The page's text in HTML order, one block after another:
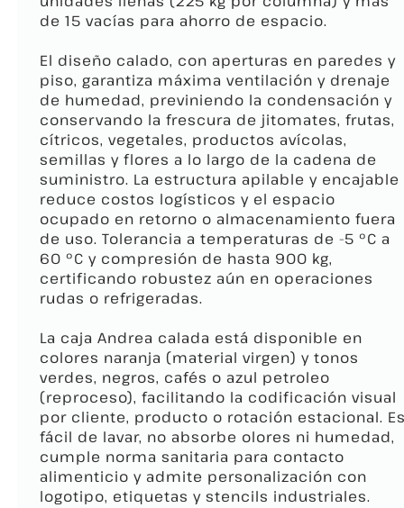
de 15 vacías para ahorro de espacio.​
El diseño calado, con aperturas en paredes y
piso, garantiza máxima ventilación y drenaje
de humedad, previniendo la condensación y
conservando la frescura de jitomates, frutas,
cítricos, vegetales, productos avícolas,
semillas y flores a lo largo de la cadena de
suministro. La estructura apilable y encajable
reduce costos logísticos y el espacio
ocupado en retorno o almacenamiento fuera
de uso. Tolerancia a temperaturas de -5 ºC a
60 ºC y compresión de hasta 900 kg,
certificando robustez aún en operaciones
rudas o refrigeradas.
La caja Andrea calada está disponible en
colores naranja (material virgen) y tonos
verdes, negros, cafés o azul petroleo
(reproceso), facilitando la codificación visual
por cliente, producto o rotación estacional.
fácil de lavar, no absorbe olores ni humedad,
cumple norma sanitaria para contacto
alimenticio y admite personalización con
logotipo, etiquetas y stencils industriales.